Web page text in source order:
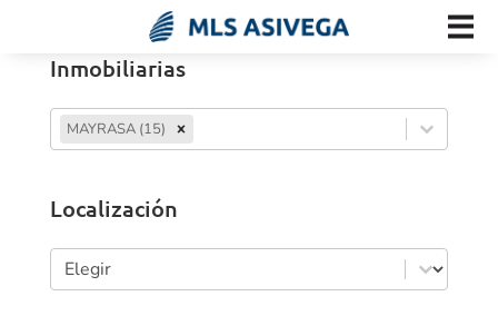
Inmobiliarias
Inmobiliarias
Inmobiliarias
MAYRASA (15)
Localización
Localización
Localización